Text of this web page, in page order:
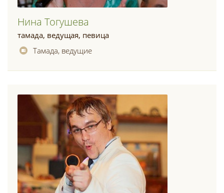
Нина Тогушева
тамада, ведущая, певица
Тамада, ведущие